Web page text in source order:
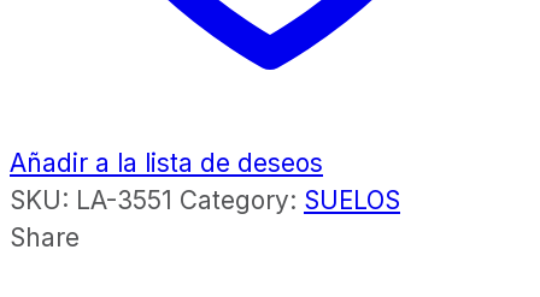
Añadir a la lista de deseos
SKU: LA-3551 Category: SUELOS
Share